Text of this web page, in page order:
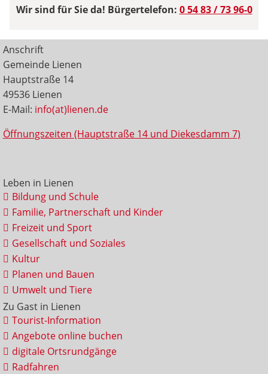
Wir sind für Sie da! Bürgertelefon: 0 54 83 / 73 96-0
Anschrift
Gemeinde Lienen
Hauptstraße 14
49536 Lienen
E-Mail: info(at)lienen.de
Öffnungszeiten (Hauptstraße 14 und Diekesdamm 7)
Leben in Lienen
Bildung und Schule
Familie, Partnerschaft und Kinder
Freizeit und Sport
Gesellschaft und Soziales
Kultur
Planen und Bauen
Umwelt und Tiere
Zu Gast in Lienen
Tourist-Information
Angebote online buchen
digitale Ortsrundgänge
Radfahren